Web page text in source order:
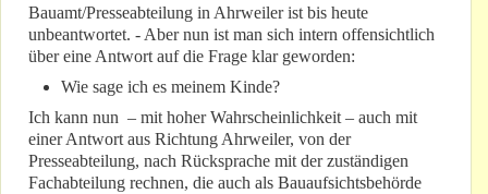
Bauamt/Presseabteilung in Ahrweiler ist bis heute
unbeantwortet. - Aber nun ist man sich intern offensichtlich
über eine Antwort auf die Frage klar geworden:
Wie sage ich es meinem Kinde?
Ich kann nun – mit hoher Wahrscheinlichkeit – auch mit
einer Antwort aus Richtung Ahrweiler, von der
Presseabteilung, nach Rücksprache mit der zuständigen
Fachabteilung rechnen, die auch als Bauaufsichtsbehörde